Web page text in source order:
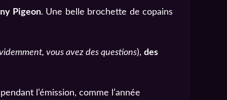
Pigeon. Une belle brochette de copains
vous avez des questions), des
l’émission, comme l’année